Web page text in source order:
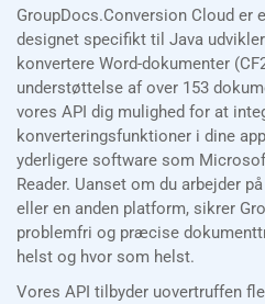
GroupDocs.Conversion Cloud er
designet specifikt til Java
konvertere Word-dokumenter
understøttelse af over 153
vores API dig mulighed for at
konverteringsfunktioner i dine
yderligere software som
Reader. Uanset om du arbejder
eller en anden platform, sikrer
problemfri og præcise
helst og hvor som helst.
Vores API tilbyder uovertruffen